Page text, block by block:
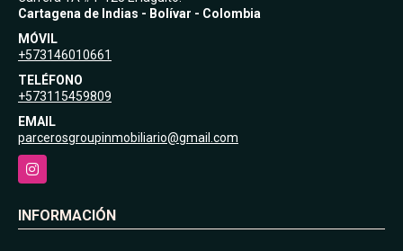
Cartagena de Indias - Bolívar - Colombia
MÓVIL
+573146010661
TELÉFONO
+573115459809
EMAIL
parcerosgroupinmobiliario@gmail.com
Instagram
INFORMACIÓN